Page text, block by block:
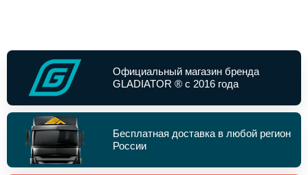
Официальный магазин бренда
GLADIATOR ® с 2016 года
Бесплатная доставка в любой регион
России